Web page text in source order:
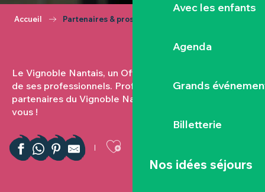
Avec les enfants
Agenda
Grands
Billetterie
Nos idées séjours
Accueil Partenaires & pros du territoire
Le Vignoble Nantais, un Office de Tourisme proche
de ses professionnels. Professionnels du tourisme,
partenaires du Vignoble Nantais, cette page est pour
vous !
Ajouter aux